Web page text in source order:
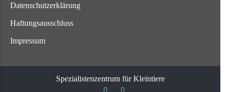
Datenschutzerklärung
Haftungsausschluss
Impressum
Spezialistenzentrum für Kleintiere